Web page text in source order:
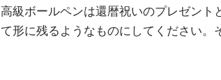
高級ボールペンは還暦祝いのプレゼン
て形に残るようなものにしてください。